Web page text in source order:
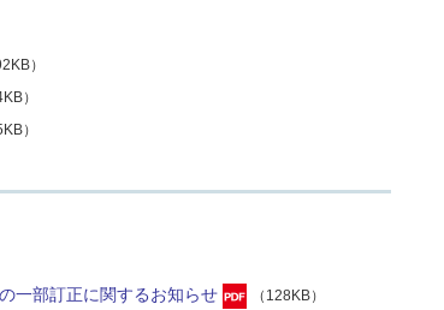
）
）
）
一部訂正に関するお知らせ （128KB）